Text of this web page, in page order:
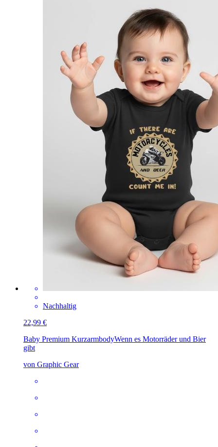
Nachhaltig
22,99 €
Baby Premium KurzarmbodyWenn es Motorräder und Bier
gibt
von Graphic Gear